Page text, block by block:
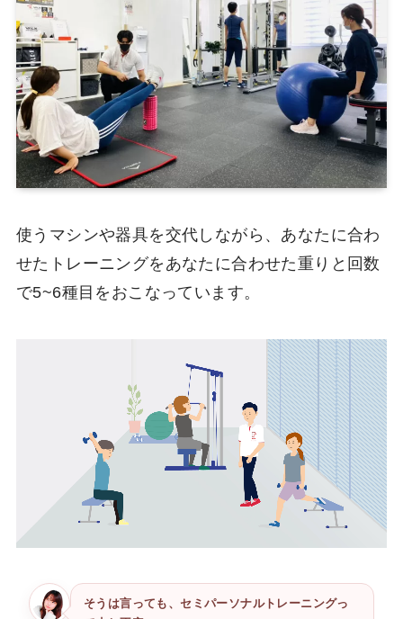
使うマシンや器具を交代しながら、あなたに合わ
せたトレーニングをあなたに合わせた重りと回数
で5~6種目をおこなっています。
そうは言っても、セミパーソナルトレーニングっ